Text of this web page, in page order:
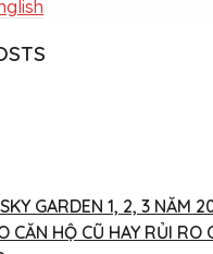
GARDEN 1, 2, 3 NĂM
CĂN HỘ CŨ HAY RỦI RO